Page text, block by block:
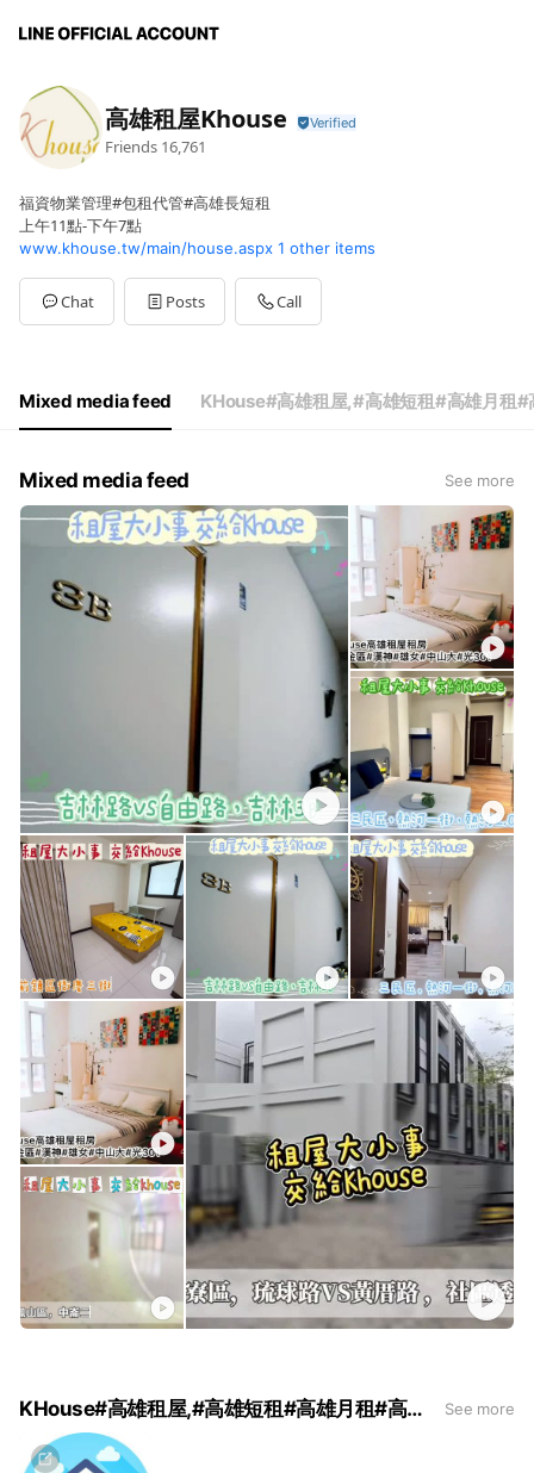
高雄租屋Khouse
Friends 16,761
福資物業管理#包租代管#高雄長短租
上午11點-下午7點
www.khouse.tw/main/house.aspx 1 other items
Chat Posts Call
Mixed media feed KHouse#高雄租屋,#高雄短租#高雄月租#
Mixed media feed See more
KHouse#高雄租屋,#高雄短租#高雄月租#高雄代租代管 See more